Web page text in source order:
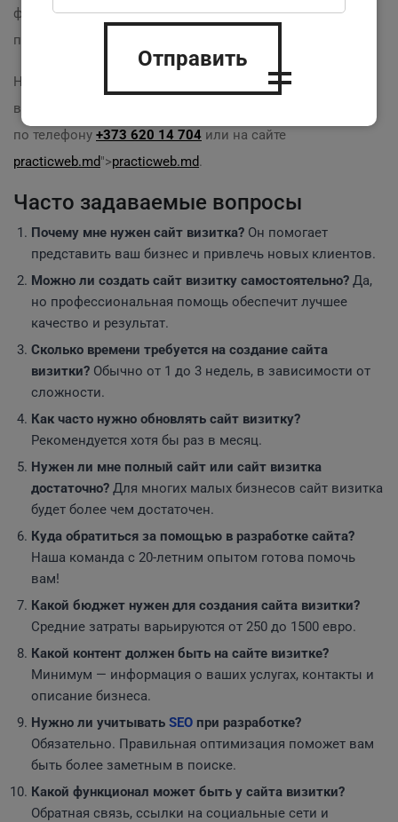
фоне конкурентов. Пора его создать и начать
получать прибыль!
Не откладывайте, запишитесь на разработку сайта
визитки уже сегодня! Вы можете обратиться к нам
по телефону +373 620 14 704 или на сайте
practicweb.md">practicweb.md.
Часто задаваемые вопросы
Почему мне нужен сайт визитка? Он помогает
представить ваш бизнес и привлечь новых клиентов.
Можно ли создать сайт визитку самостоятельно? Да,
но профессиональная помощь обеспечит лучшее
качество и результат.
Сколько времени требуется на создание сайта
визитки? Обычно от 1 до 3 недель, в зависимости от
сложности.
Как часто нужно обновлять сайт визитку?
Рекомендуется хотя бы раз в месяц.
Нужен ли мне полный сайт или сайт визитка
достаточно? Для многих малых бизнесов сайт визитка
будет более чем достаточен.
Куда обратиться за помощью в разработке сайта?
Наша команда с 20-летним опытом готова помочь
вам!
Какой бюджет нужен для создания сайта визитки?
Средние затраты варьируются от 250 до 1500 евро.
Какой контент должен быть на сайте визитке?
Минимум — информация о ваших услугах, контакты и
описание бизнеса.
Нужно ли учитывать SEO при разработке?
Обязательно. Правильная оптимизация поможет вам
быть более заметным в поиске.
Какой функционал может быть у сайта визитки?
Обратная связь, ссылки на социальные сети и
Отправить